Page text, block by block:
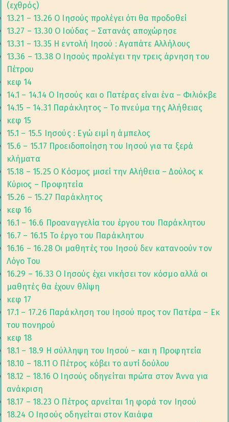
(εχθρός)
13.21 – 13.26 Ο Ιησούς προλέγει ότι θα προδοθεί
13.27 – 13.30 Ο Ιούδας – Σατανάς αποχώρησε
13.31 – 13.35 Η εντολή Ιησού : Αγαπάτε Αλλήλους
13.36 – 13.38 Ο Ιησούς προλέγει την τρεις άρνηση του
Πέτρου
κεφ 14
14.1 – 14.14 Ο Ιησούς και ο Πατέρας είναι ένα – Φιλιόκβε
14.15 – 14.31 Παράκλητος – Το πνεύμα της Αλήθειας
κεφ 15
15.1 – 15.5 Ιησούς : Εγώ ειμί η άμπελος
15.6 – 15.17 Προειδοποίηση του Ιησού για τα ξερά
κλήματα
15.18 – 15.25 Ο Κόσμος μισεί την Αλήθεια – Δούλος κ
Κύριος – Προφητεία
15.26 – 15.27 Παράκλητος
κεφ 16
16.1 – 16.6 Προαναγγελία του έργου του Παράκλητου
16.7 – 16.15 Το έργο του Παράκλητου
16.16 – 16.28 Οι μαθητές του Ιησού δεν κατανοούν τον
Λόγο Του
16.29 – 16.33 Ο Ιησούς έχει νικήσει τον κόσμο αλλά οι
μαθητές θα έχουν θλίψη
κεφ 17
17.1 – 17.26 Παράκληση του Ιησού προς τον Πατέρα – Εκ
του πονηρού
κεφ 18
18.1 – 18.9 Η σύλληψη του Ιησού – και η Προφητεία
18.10 – 18.11 Ο Πέτρος κόβει το αυτί δούλου
18.12 – 18.16 Ο Ιησούς οδηγείται πρώτα στον Άννα για
ανάκριση
18.17 – 18.23 Ο Πέτρος αρνείται 1η φορά τον Ιησού
18.24 Ο Ιησούς οδηγείται στον Καιάφα